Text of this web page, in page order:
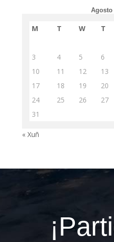
Agosto
M T W T
3
4 5 6
10
11 12 13
17
18 19 20
24
25 26 27
31
« Xuñ